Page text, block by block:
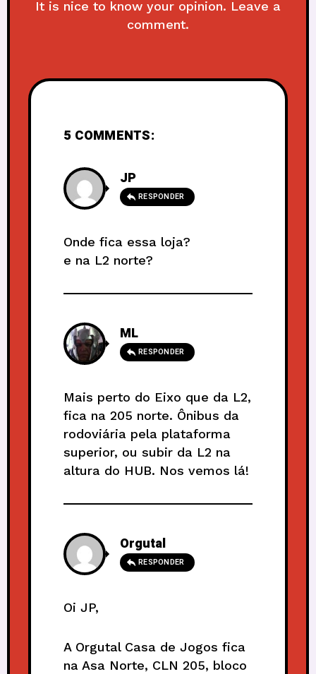
It is nice to know your opinion. Leave a
comment.
5 COMMENTS:
JP
RESPONDER
Onde fica essa loja?
e na L2 norte?
ML
RESPONDER
Mais perto do Eixo que da L2,
fica na 205 norte. Ônibus da
rodoviária pela plataforma
superior, ou subir da L2 na
altura do HUB. Nos vemos lá!
Orgutal
RESPONDER
Oi JP,
A Orgutal Casa de Jogos fica
na Asa Norte, CLN 205, bloco